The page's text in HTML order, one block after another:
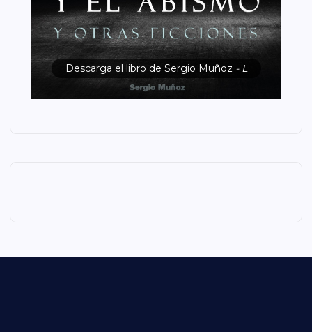
Descarga el libro de Sergio Muñoz - L